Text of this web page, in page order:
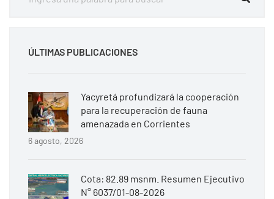
ÚLTIMAS PUBLICACIONES
Yacyretá profundizará la cooperación
para la recuperación de fauna
amenazada en Corrientes
6 agosto, 2026
Cota: 82.89 msnm. Resumen Ejecutivo
N° 6037/01-08-2026